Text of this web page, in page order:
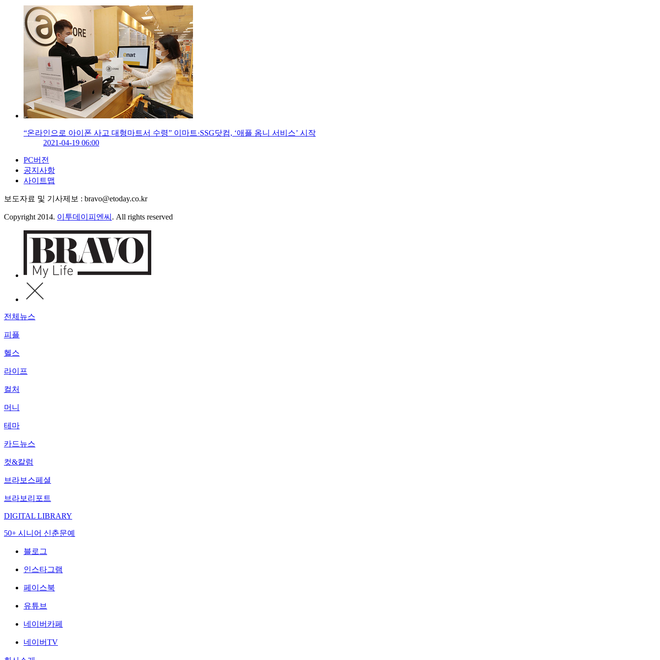
“온라인으로 아이폰 사고 대형마트서 수령” 이마트·SSG닷컴, ‘애플 옴니 서비스’ 시작
2021-04-19 06:00
PC버전
공지사항
사이트맵
보도자료 및 기사제보 : bravo@etoday.co.kr
Copyright 2014. 이투데이피엔씨 . All rights reserved
전체뉴스
피플
헬스
라이프
컬처
머니
테마
카드뉴스
컷&칼럼
브라보스페셜
브라보리포트
DIGITAL LIBRARY
50+ 시니어 신춘문예
블로그
인스타그램
페이스북
유튜브
네이버카페
네이버TV